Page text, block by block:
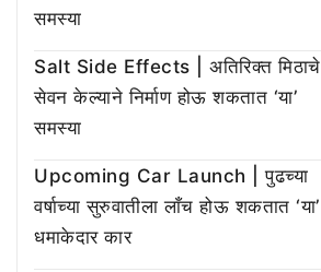
समस्या
Salt Side Effects | अतिरिक्त मिठाचे
सेवन केल्याने निर्माण होऊ शकतात ‘या’
समस्या
Upcoming Car Launch | पुढच्या
वर्षाच्या सुरुवातीला लाँच होऊ शकतात ‘या’
धमाकेदार कार